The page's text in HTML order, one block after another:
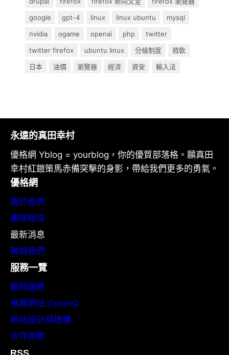
google
gpt-4 linux linux ubuntu
mysql
nvidia
ogame openai php
twitter
twitter firefox
ubuntu linux 分級制度
微軟
日本
油價 瀏覽器 經濟 資安 輸入法
永遠的真田幸村
優格網 Yblog = yourblog，你的優質部落格。願真田
幸村紅鎧策馬赤備突擊的身影，帶給我們更多的勇氣。
優格網
關於我們
團隊組成
最新消息
聯絡我們
服務一覽
顧問服務
推薦網站:CyberQ
網站設計與建構
合作提案
RSS